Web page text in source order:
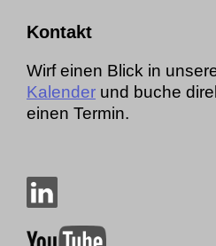
Kontakt
Wirf einen Blick in
Kalender und buche
einen Termin.